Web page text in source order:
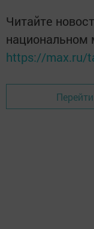
Читайте
https://max.ru/